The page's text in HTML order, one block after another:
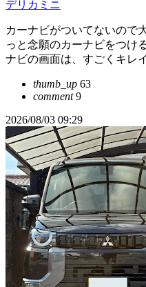
デリカミニ
カーナビがついてないので
っと念願のカーナビをつけ
ナビの画面は、すごくキレ
thumb_up 63
comment9
2026/08/03 09:29